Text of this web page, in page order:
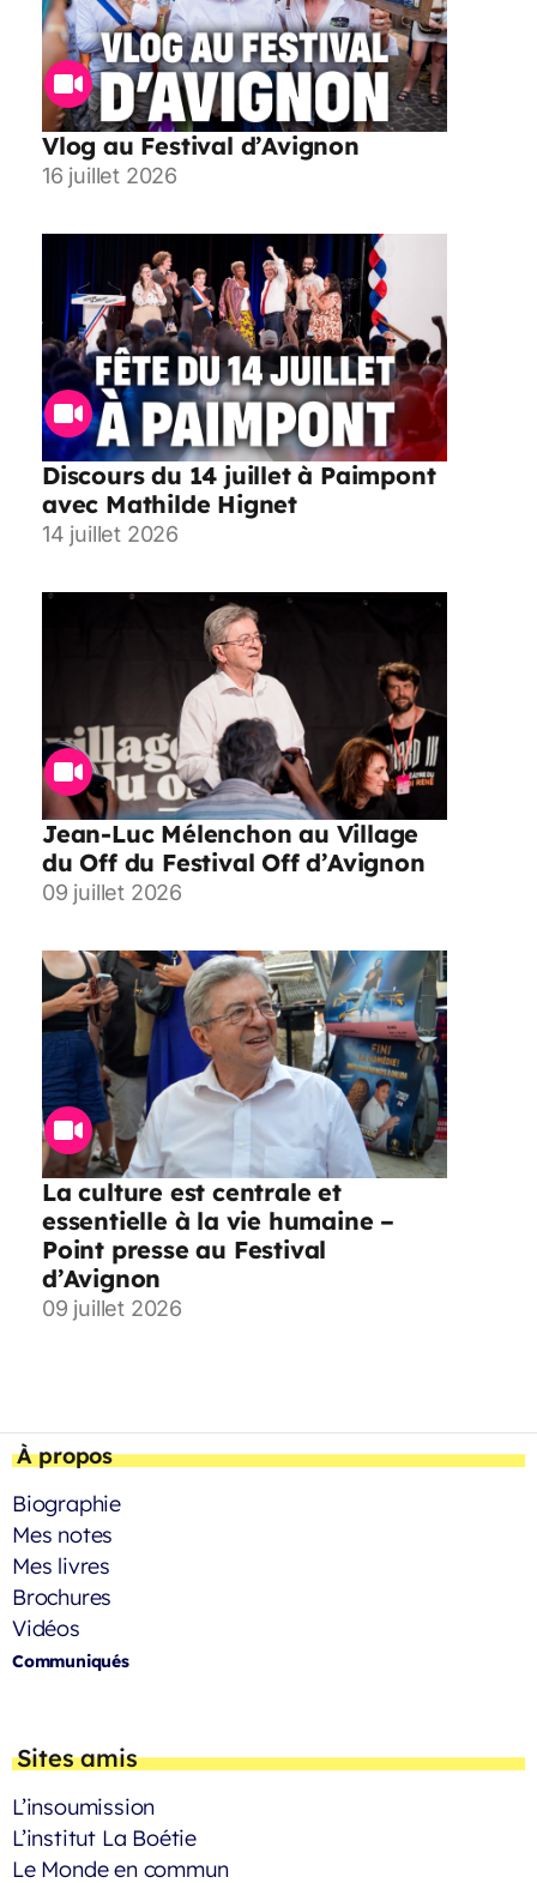
Vlog au Festival d’Avignon
16 juillet 2026
Discours du 14 juillet à Paimpont
avec Mathilde Hignet
14 juillet 2026
Jean-Luc Mélenchon au Village
du Off du Festival Off d’Avignon
09 juillet 2026
La culture est centrale et
essentielle à la vie humaine –
Point presse au Festival
d’Avignon
09 juillet 2026
À propos
Biographie
Mes notes
Mes livres
Brochures
Vidéos
Communiqués
Sites amis
L’insoumission
L’institut La Boétie
Le Monde en commun